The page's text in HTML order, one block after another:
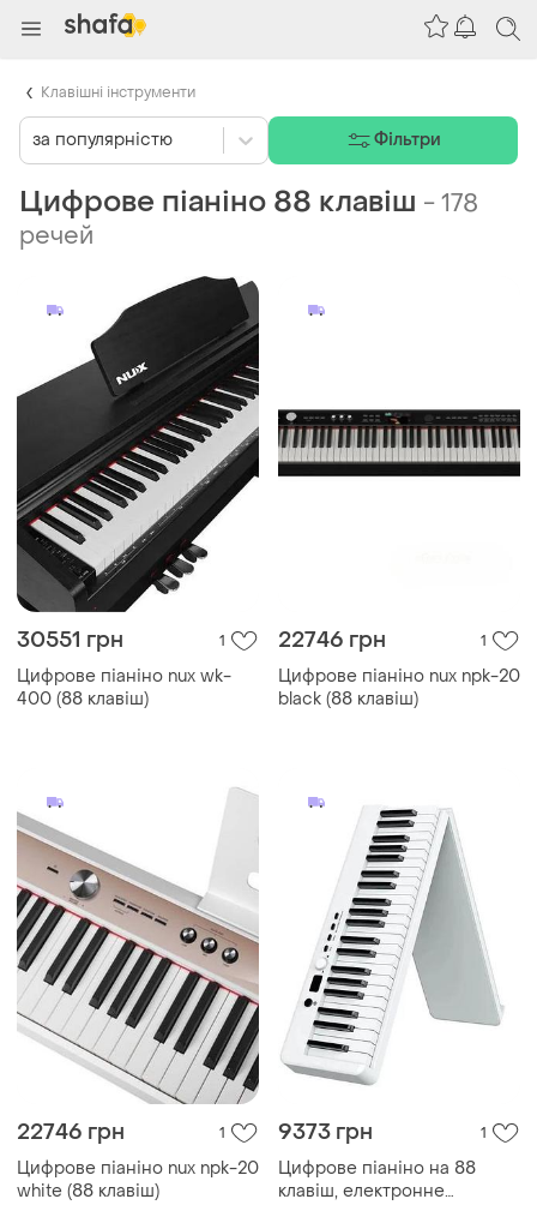
Цифрове піаніно 88 клавіш -178
речей
30551 грн 1
Цифрове піаніно nux wk-
400 (88 клавіш)
22746 грн 1
Цифрове піаніно nux npk-20
black (88 клавіш)
22746 грн 1
Цифрове піаніно nux npk-20
white (88 клавіш)
9373 грн 1
Цифрове піаніно на 88
клавіш, електронне
за популярністю Фільтри
Клавішні інструменти